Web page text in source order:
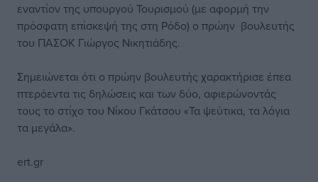
εναντίον της υπουργού Τουρισμού (με αφορμή την
πρόσφατη επίσκεψή της στη Ρόδο) ο πρώην βουλευτής
του ΠΑΣΟΚ Γιώργος Νικητιάδης.
Σημειώνεται ότι ο πρώην βουλευτής χαρακτήρισε έπεα
πτερόεντα τις δηλώσεις και των δύο, αφιερώνοντάς
τους το στίχο του Νίκου Γκάτσου «Τα ψεύτικα, τα λόγια
τα μεγάλα».
ert.gr